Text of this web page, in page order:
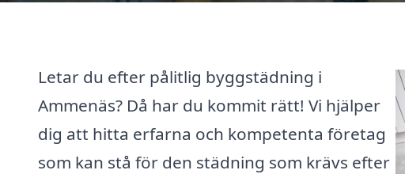
Letar du efter pålitlig byggstädning i
Ammenäs? Då har du kommit rätt! Vi hjälper
dig att hitta erfarna och kompetenta företag
som kan stå för den städning som krävs efter